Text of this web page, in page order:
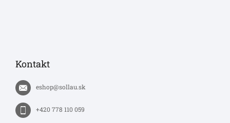
Kontakt
eshop@sollau.sk
+420 778 110 059